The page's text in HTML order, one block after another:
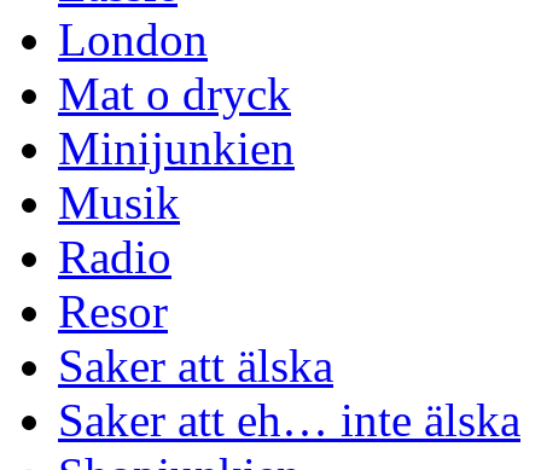
London
Mat o dryck
Minijunkien
Musik
Radio
Resor
Saker att älska
Saker att eh… inte älska